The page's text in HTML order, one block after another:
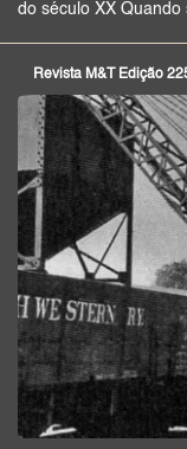
do século XX Quando
Revista M&T Edição